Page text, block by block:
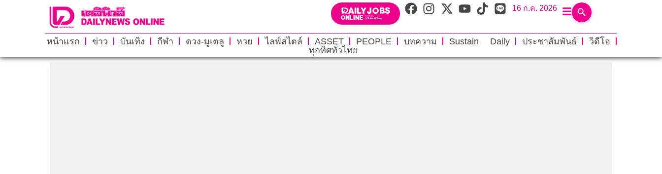
16 ก.ค. 2026
หน้าแรก ข่าว บันเทิง กีฬา ดวง-มูเตลู หวย ไลฟ์สไตล์ ASSET PEOPLE บทความ Sustain Daily ประชาสัมพันธ์
วิดีโอ
ทุกทิศทั่วไทย